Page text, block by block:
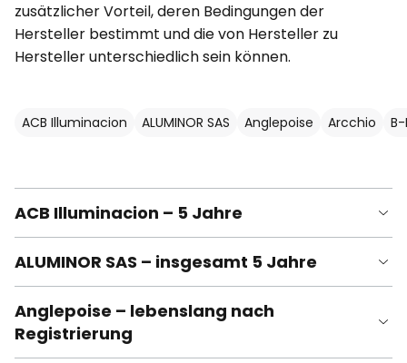
zusätzlicher Vorteil, deren Bedingungen der
Hersteller bestimmt und die von Hersteller zu
Hersteller unterschiedlich sein können.
ACB Illuminacion ALUMINOR SAS Anglepoise Arcchio
ACB Illuminacion – 5 Jahre
ALUMINOR SAS – insgesamt 5 Jahre
Anglepoise – lebenslang nach
Registrierung